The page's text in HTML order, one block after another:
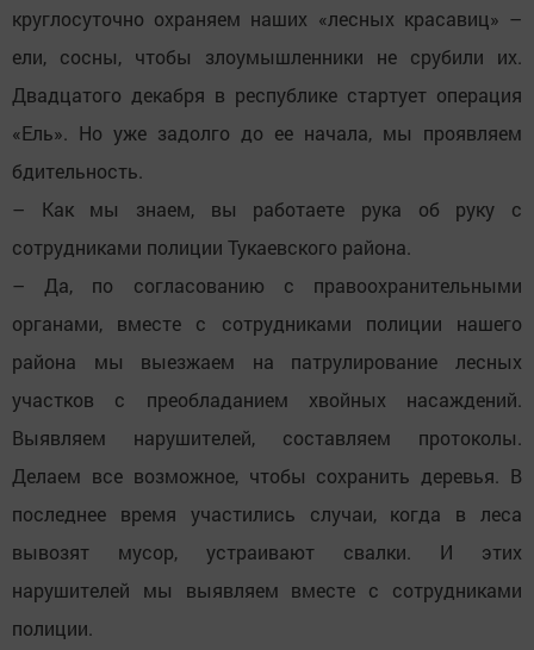
круглосуточно охраняем наших «лесных красавиц» –
ели, сосны, чтобы злоумышленники не срубили их.
Двадцатого декабря в республике стартует операция
«Ель». Но уже задолго до ее начала, мы проявляем
бдительность.
– Как мы знаем, вы работаете рука об руку с
сотрудниками полиции Тукаевского района.
– Да, по согласованию с правоохранительными
органами, вместе с сотрудниками полиции нашего
района мы выезжаем на патрулирование лесных
участков с преобладанием хвойных насаждений.
Выявляем нарушителей, составляем протоколы.
Делаем все возможное, чтобы сохранить деревья. В
последнее время участились случаи, когда в леса
вывозят мусор, устраивают свалки. И этих
нарушителей мы выявляем вместе с сотрудниками
полиции.